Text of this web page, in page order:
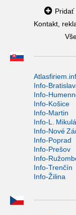
Pridať
Kontakt,
Info-
Info-
Info-Košice
Info-Martin
Info-L.
Info-Nové
Info-Poprad
Info-Prešov
Info-
Info-Trenčín
Info-Žilina